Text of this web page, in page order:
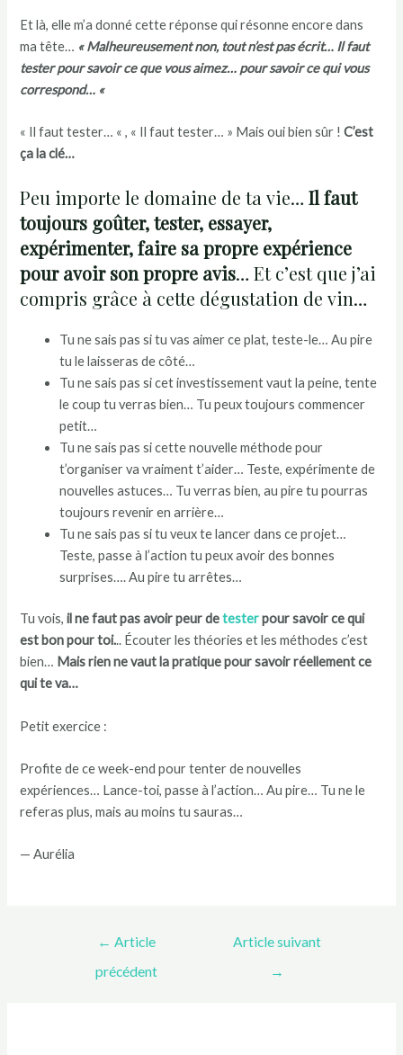
Et là, elle m’a donné cette réponse qui résonne encore dans
ma tête… « Malheureusement non, tout n’est pas écrit… Il faut
tester pour savoir ce que vous aimez… pour savoir ce qui vous
correspond… «
« Il faut tester… « , « Il faut tester… » Mais oui bien sûr !C’est
ça la clé…
Peu importe le domaine de ta vie…Il faut
toujours goûter, tester, essayer,
expérimenter, faire sa propre expérience
pour avoir son propre avis… Et c’est que j’ai
compris grâce à cette dégustation de vin…
Tu ne sais pas si tu vas aimer ce plat, teste-le… Au pire
tu le laisseras de côté…
Tu ne sais pas si cet investissement vaut la peine, tente
le coup tu verras bien… Tu peux toujours commencer
petit…
Tu ne sais pas si cette nouvelle méthode pour
t’organiser va vraiment t’aider… Teste, expérimente de
nouvelles astuces… Tu verras bien, au pire tu pourras
toujours revenir en arrière…
Tu ne sais pas si tu veux te lancer dans ce projet…
Teste, passe à l’action tu peux avoir des bonnes
surprises…. Au pire tu arrêtes…
Tu vois,il ne faut pas avoir peur detesterpour savoir ce qui
est bon pour toi... Écouter les théories et les méthodes c’est
bien… Mais rien ne vaut la pratique pour savoir réellement ce
qui te va…
Petit exercice :
Profite de ce week-end pour tenter de nouvelles
expériences… Lance-toi, passe à l’action… Au pire… Tu ne le
referas plus, mais au moins tu sauras…
— Aurélia
← Article
précédent
Article suivant
→